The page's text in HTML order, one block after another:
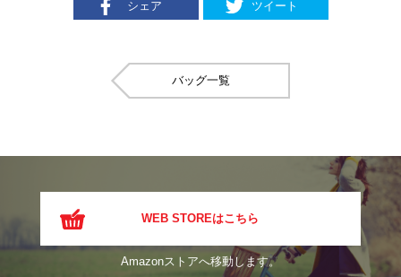
シェア ツイート
バッグ
WEB STOREはこちら
Amazonストアへ移動します。